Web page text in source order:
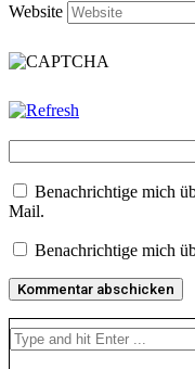
Website
Benachrichtige mich
Mail.
Benachrichtige mich
Search
for: